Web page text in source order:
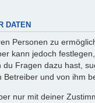
DATEN
Personen zu
kann jedoch
Fragen dazu hast,
und von ihm
nur mit deiner